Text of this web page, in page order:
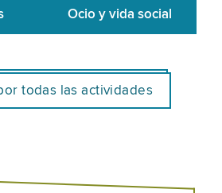
Ocio y vida social
todas las actividades